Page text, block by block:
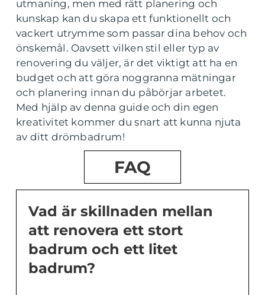
utmaning, men med rätt planering och
kunskap kan du skapa ett funktionellt och
vackert utrymme som passar dina behov och
önskemål. Oavsett vilken stil eller typ av
renovering du väljer, är det viktigt att ha en
budget och att göra noggranna mätningar
och planering innan du påbörjar arbetet.
Med hjälp av denna guide och din egen
kreativitet kommer du snart att kunna njuta
av ditt drömbadrum!
FAQ
Vad är skillnaden mellan
att renovera ett stort
badrum och ett litet
badrum?